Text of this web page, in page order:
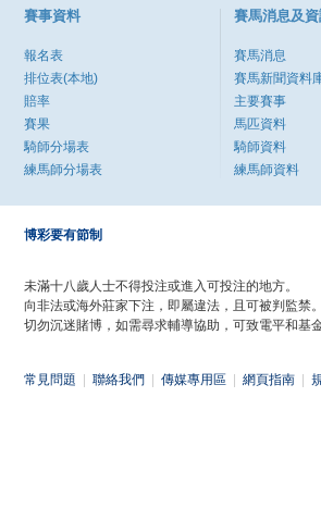
賽事資料
報名表
排位表(本地)
賠率
賽果
騎師分場表
練馬師分場表
賽馬消息及
賽馬消息
賽馬新聞資料
主要賽事
馬匹資料
騎師資料
練馬師資料
博彩要有節制
未滿十八歲人士不得投注或進入可投注的地方。
向非法或海外莊家下注，即屬違法，且可被判監禁。
切勿沉迷賭博，如需尋求輔導協助，可致電平和基
常見問題 聯絡我們 傳媒專用區 網頁指南